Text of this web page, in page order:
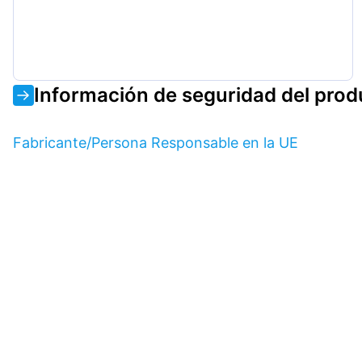
Información de seguridad del
Fabricante/Persona Responsable en la UE